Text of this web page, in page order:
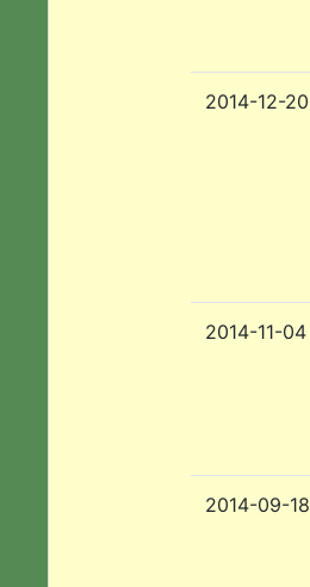
2014-12-20
2014-11-04
2014-09-18